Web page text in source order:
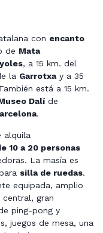
con encanto
de Mata
, a 15 km. del
la Garrotxay a 35
está a 15 km.
Dalí de
.
alquila
10 a 20 personas
La masía es
silla de ruedas.
equipada, amplio
gran
ping-pong y
juegos de mesa, una